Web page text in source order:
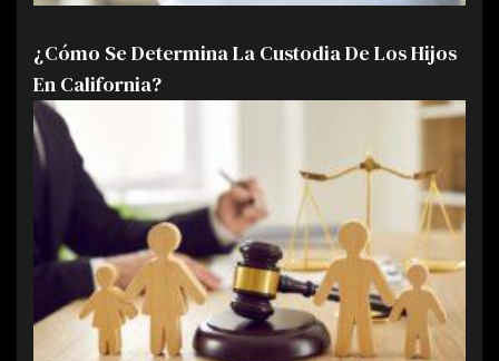
¿Cómo Se Determina La Custodia De Los Hijos
En California?